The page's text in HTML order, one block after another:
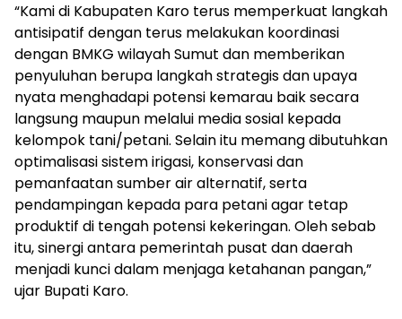
“Kami di Kabupaten Karo terus memperkuat langkah
antisipatif dengan terus melakukan koordinasi
dengan BMKG wilayah Sumut dan memberikan
penyuluhan berupa langkah strategis dan upaya
nyata menghadapi potensi kemarau baik secara
langsung maupun melalui media sosial kepada
kelompok tani/petani. Selain itu memang dibutuhkan
optimalisasi sistem irigasi, konservasi dan
pemanfaatan sumber air alternatif, serta
pendampingan kepada para petani agar tetap
produktif di tengah potensi kekeringan. Oleh sebab
itu, sinergi antara pemerintah pusat dan daerah
menjadi kunci dalam menjaga ketahanan pangan,”
ujar Bupati Karo.